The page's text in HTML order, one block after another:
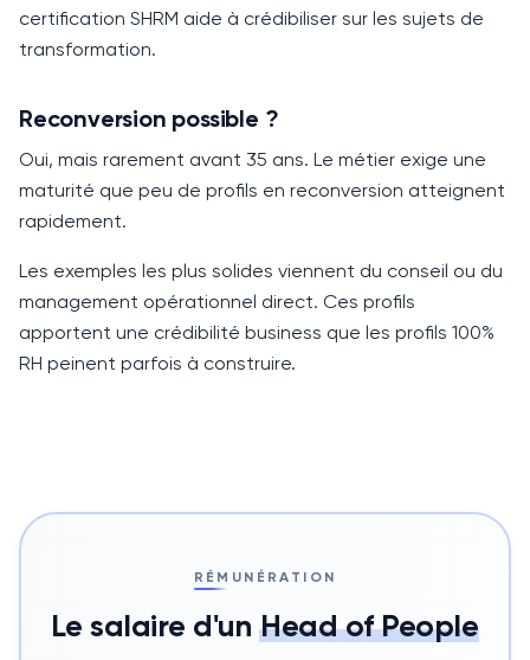
certification SHRM aide à crédibiliser sur les sujets de
transformation.
Reconversion possible ?
Oui, mais rarement avant 35 ans. Le métier exige une
maturité que peu de profils en reconversion atteignent
rapidement.
Les exemples les plus solides viennent du conseil ou du
management opérationnel direct. Ces profils
apportent une crédibilité business que les profils 100%
RH peinent parfois à construire.
RÉMUNÉRATION
Le salaire d'unHead of People